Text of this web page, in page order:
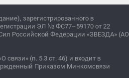
зарегистрированного в
ЭЛ № ФС77–59170 от 22
Российской Федерации «ЗВЕЗДА» (АО
связи» (п. 5.3 ст. 46) и входит в
Приказом Минкомсвязи